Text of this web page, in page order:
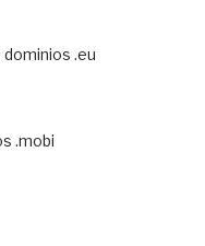
dominios .eu
.mobi